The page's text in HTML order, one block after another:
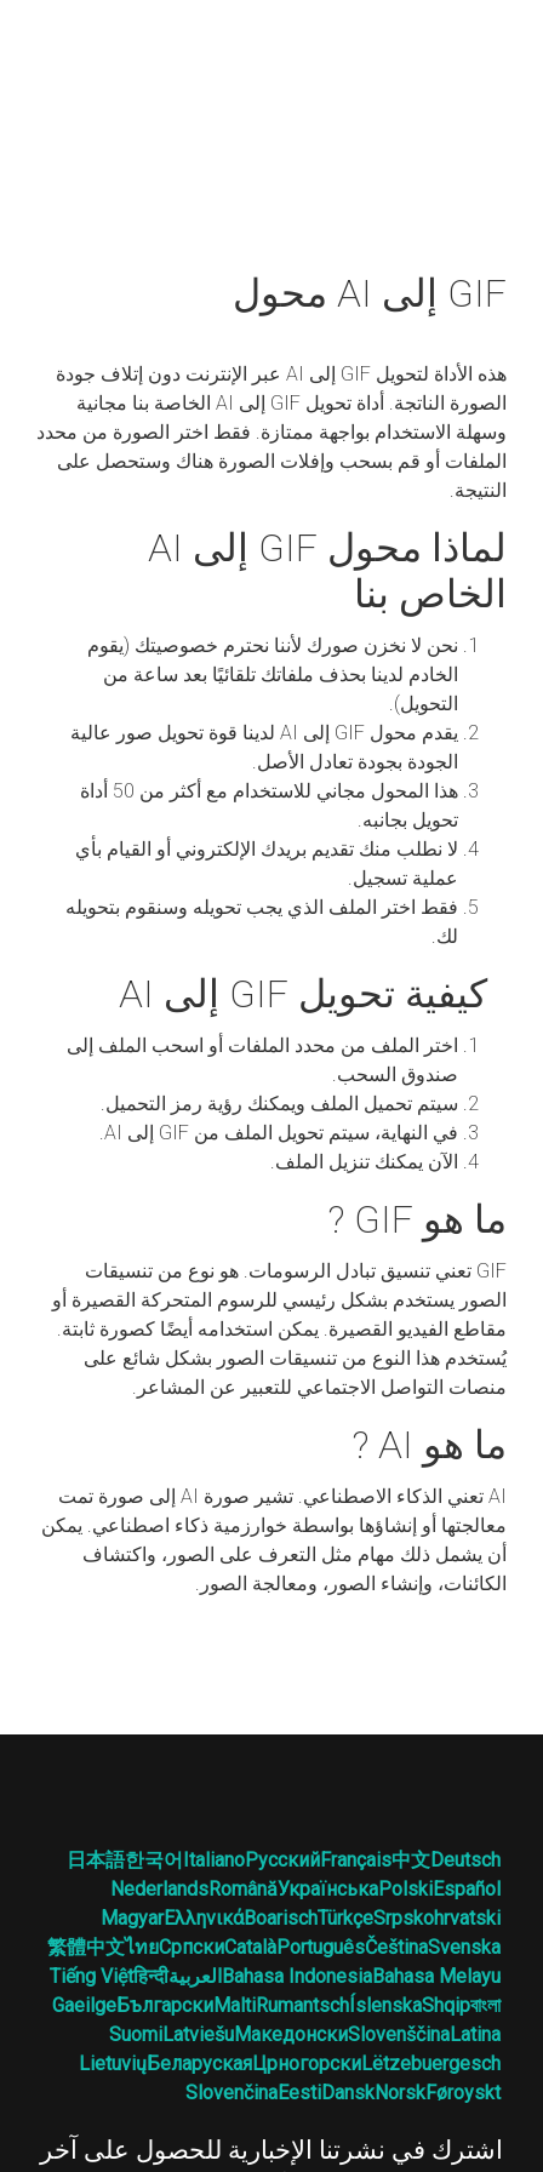
GIF إلى AI محول
هذه الأداة لتحويل GIF إلى AI عبر الإنترنت دون إتلاف جودة
الصورة الناتجة. أداة تحويل GIF إلى AI الخاصة بنا مجانية
وسهلة الاستخدام بواجهة ممتازة. فقط اختر الصورة من محدد
الملفات أو قم بسحب وإفلات الصورة هناك وستحصل على
النتيجة.
لماذا محول GIF إلى AI
الخاص بنا
نحن لا نخزن صورك لأننا نحترم خصوصيتك (يقوم
الخادم لدينا بحذف ملفاتك تلقائيًا بعد ساعة من
التحويل).
يقدم محول GIF إلى AI لدينا قوة تحويل صور عالية
الجودة بجودة تعادل الأصل.
هذا المحول مجاني للاستخدام مع أكثر من 50 أداة
تحويل بجانبه.
لا نطلب منك تقديم بريدك الإلكتروني أو القيام بأي
عملية تسجيل.
فقط اختر الملف الذي يجب تحويله وسنقوم بتحويله
لك.
كيفية تحويل GIF إلى AI
اختر الملف من محدد الملفات أو اسحب الملف إلى
صندوق السحب.
سيتم تحميل الملف ويمكنك رؤية رمز التحميل.
في النهاية، سيتم تحويل الملف من GIF إلى AI.
الآن يمكنك تنزيل الملف.
ما هو GIF ?
GIF تعني تنسيق تبادل الرسومات. هو نوع من تنسيقات
الصور يستخدم بشكل رئيسي للرسوم المتحركة القصيرة أو
مقاطع الفيديو القصيرة. يمكن استخدامه أيضًا كصورة ثابتة.
يُستخدم هذا النوع من تنسيقات الصور بشكل شائع على
منصات التواصل الاجتماعي للتعبير عن المشاعر.
ما هو AI ?
AI تعني الذكاء الاصطناعي. تشير صورة AI إلى صورة تمت
معالجتها أو إنشاؤها بواسطة خوارزمية ذكاء اصطناعي. يمكن
أن يشمل ذلك مهام مثل التعرف على الصور، واكتشاف
الكائنات، وإنشاء الصور، ومعالجة الصور.
Deutsch
中文
Français
Русский
Italiano
한국어
日本語
Español
Polski
Українська
Română
Nederlands
Srpskohrvatski
Türkçe
Boarisch
Ελληνικά
Magyar
Svenska
Čeština
Português
Català
Српски
ไทย
繁體中文
Bahasa Melayu
Bahasa Indonesiaالعربيةहिन्दी
Tiếng Việt
বাংলা
Shqip
Íslenska
Rumantsch
Malti
Български
Gaeilge
Latina
Slovenščina
Македонски
Latviešu
Suomi
Lëtzebuergesch
Црногорски
Беларуская
Lietuvių
Føroyskt
Norsk
Dansk
Eesti
Slovenčina
اشترك في نشرتنا الإخبارية للحصول على آخر